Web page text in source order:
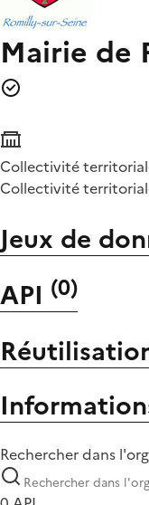
Mairie de
Collectivité
Collectivité
Jeux de
API (0)
Rechercher dans